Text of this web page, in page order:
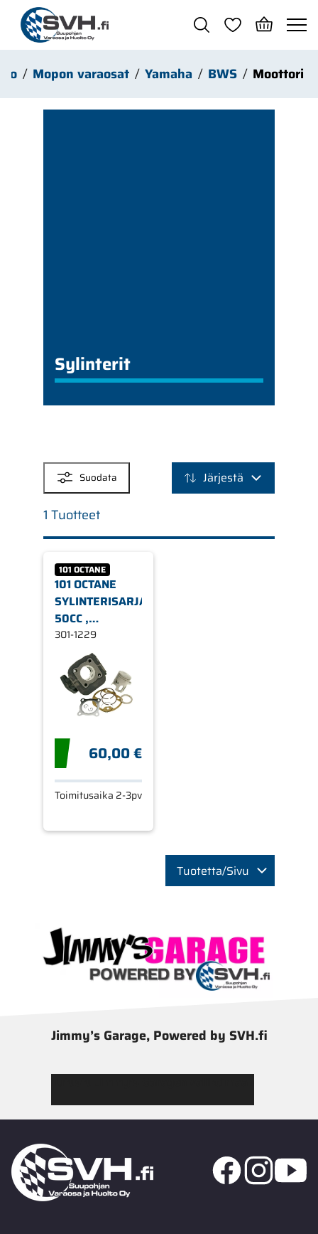
Siirry pääsisältöön
Mopon varaosat Yamaha BWS Moottori
Sylinterit
Suodata Järjestä
1 Tuotteet
101 OCTANE
101 OCTANE
SYLINTERISARJA,
50CC ,
MINARELLI
PYSTY
ILMAJÄÄHDYTYS
301-1229
60,00 €
Toimitusaika 2-3pv
Tuotetta/Sivu
Jimmy’s Garage, Powered by SVH.fi